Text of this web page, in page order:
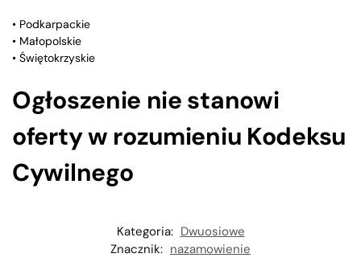
• Podkarpackie
• Małopolskie
• Świętokrzyskie
Ogłoszenie nie stanowi
oferty w rozumieniu Kodeksu
Cywilnego
Kategoria: Dwuosiowe
Znacznik: nazamowienie